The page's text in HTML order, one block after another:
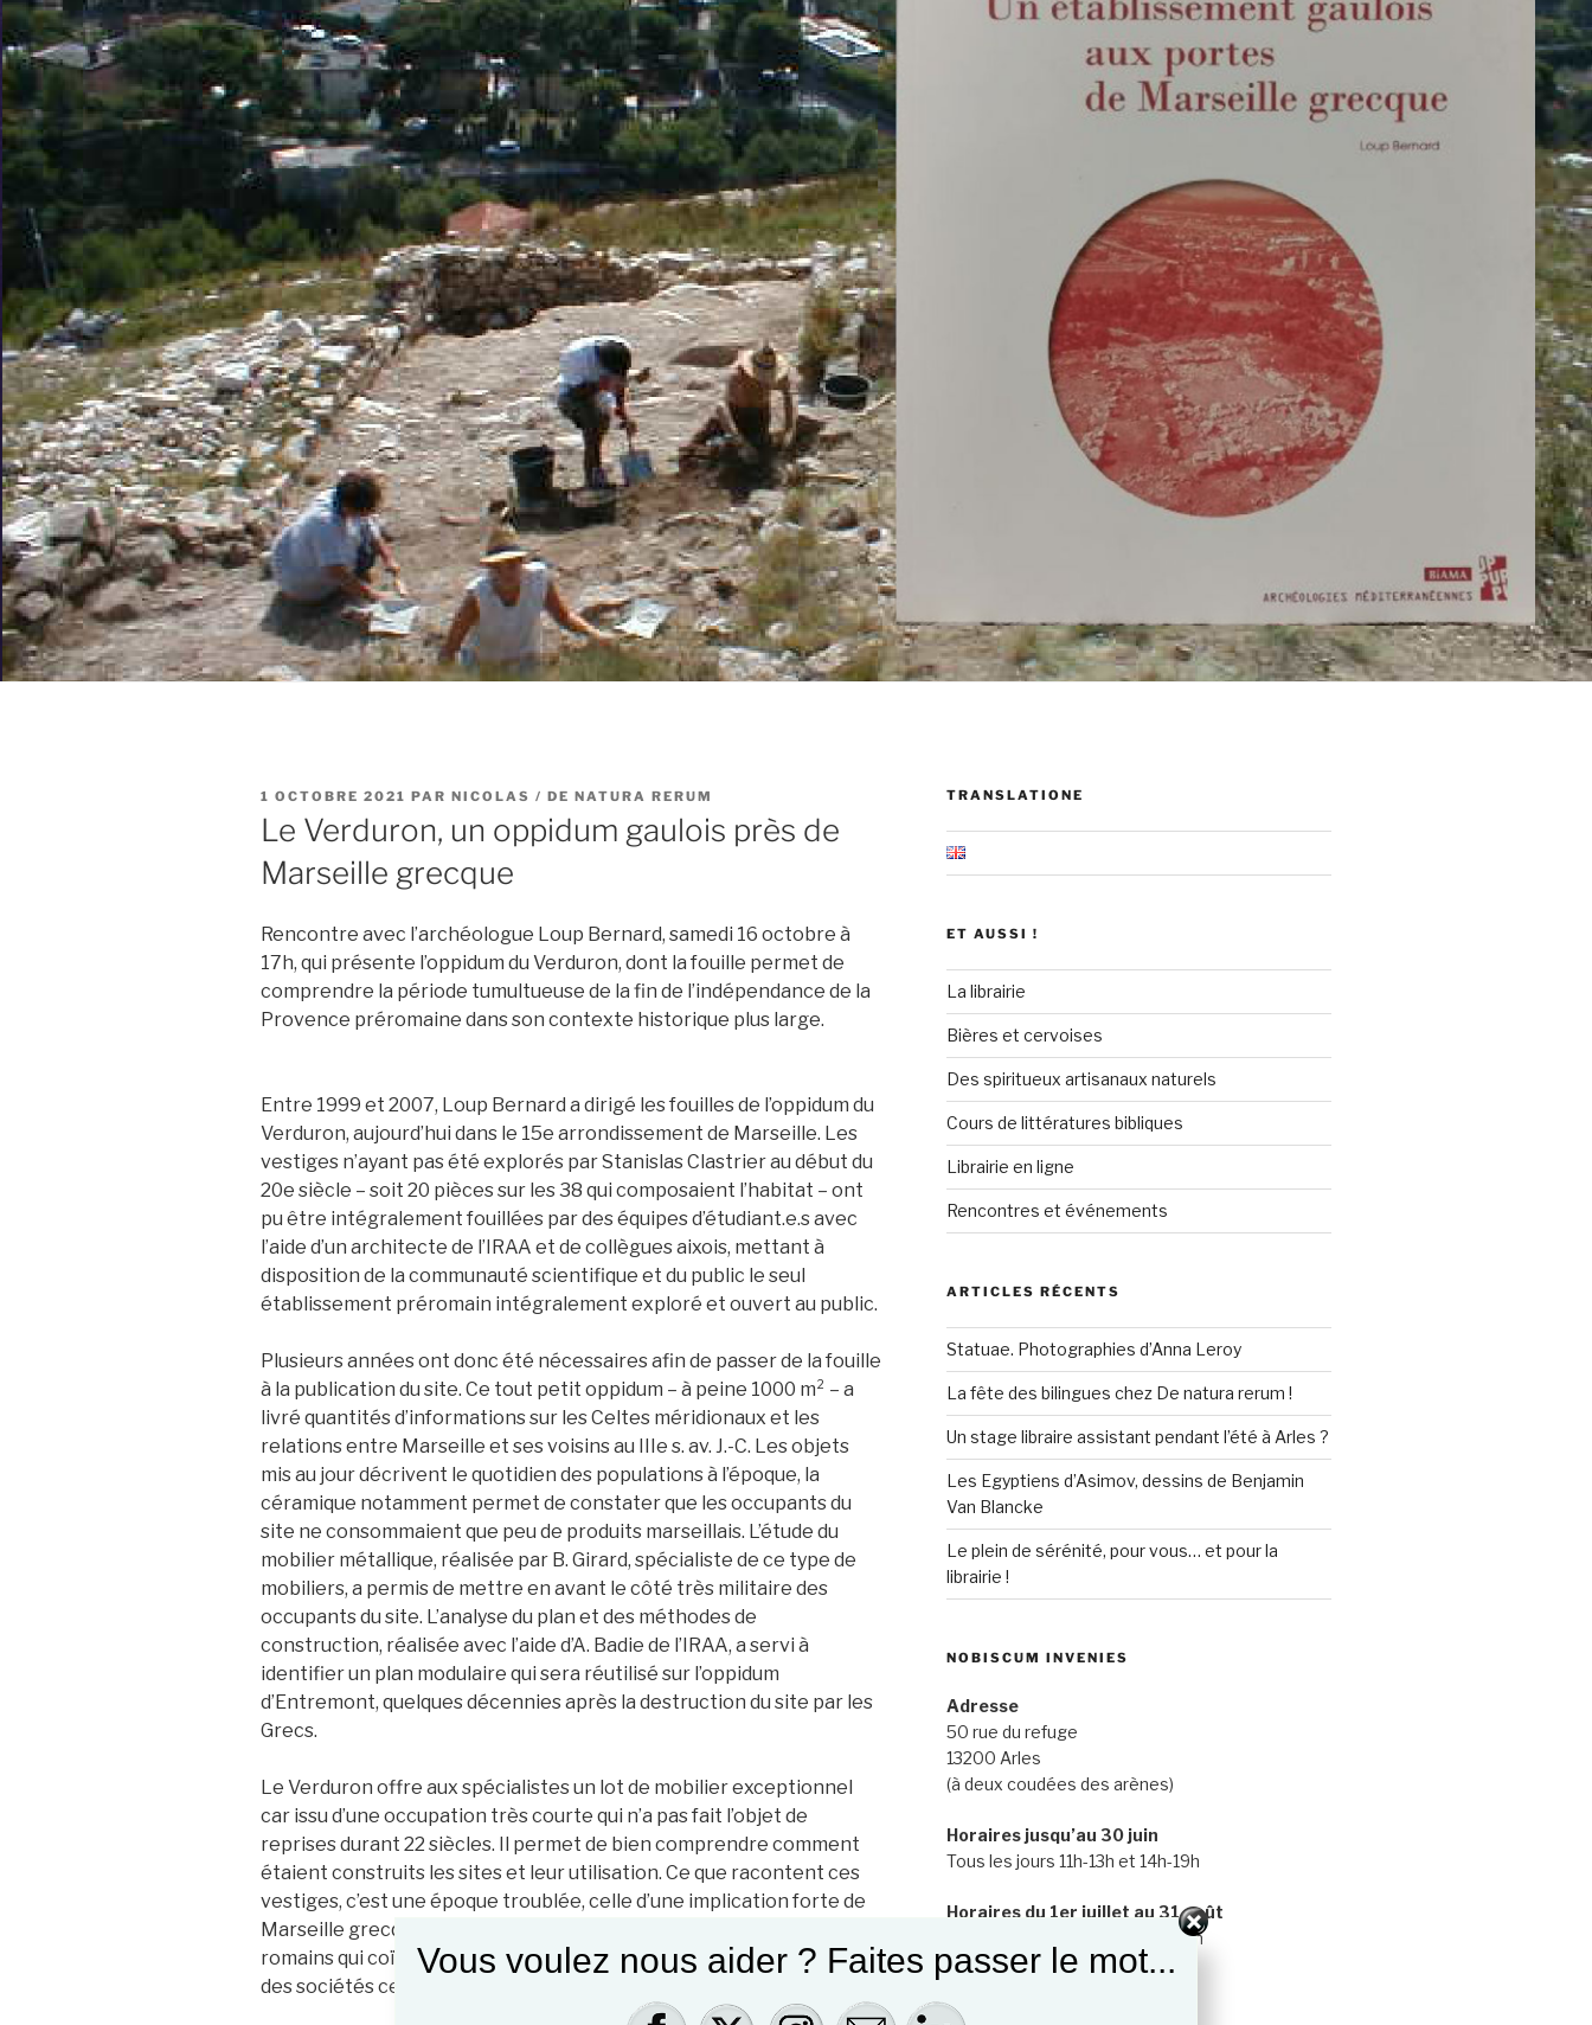
PUBLIÉ
LE
1 OCTOBRE 2021 PAR NICOLAS / DE NATURA RERUM
Le Verduron, un oppidum gaulois près de
Marseille grecque
Rencontre avec l’archéologue Loup Bernard, samedi 16 octobre à
17h, qui présente l’oppidum du Verduron, dont la fouille permet de
comprendre la période tumultueuse de la fin de l’indépendance de la
Provence préromaine dans son contexte historique plus large.
Entre 1999 et 2007, Loup Bernard a dirigé les fouilles de l’oppidum du
Verduron, aujourd’hui dans le 15e arrondissement de Marseille. Les
vestiges n’ayant pas été explorés par Stanislas Clastrier au début du
20e siècle – soit 20 pièces sur les 38 qui composaient l’habitat – ont
pu être intégralement fouillées par des équipes d’étudiant.e.s avec
l’aide d’un architecte de l’IRAA et de collègues aixois, mettant à
disposition de la communauté scientifique et du public le seul
établissement préromain intégralement exploré et ouvert au public.
Plusieurs années ont donc été nécessaires afin de passer de la fouille
à la publication du site. Ce tout petit oppidum – à peine 1000 m² – a
livré quantités d’informations sur les Celtes méridionaux et les
relations entre Marseille et ses voisins au IIIe s. av. J.-C. Les objets
mis au jour décrivent le quotidien des populations à l’époque, la
céramique notamment permet de constater que les occupants du
site ne consommaient que peu de produits marseillais. L’étude du
mobilier métallique, réalisée par B. Girard, spécialiste de ce type de
mobiliers, a permis de mettre en avant le côté très militaire des
occupants du site. L’analyse du plan et des méthodes de
construction, réalisée avec l’aide d’A. Badie de l’IRAA, a servi à
identifier un plan modulaire qui sera réutilisé sur l’oppidum
d’Entremont, quelques décennies après la destruction du site par les
Grecs.
Le Verduron offre aux spécialistes un lot de mobilier exceptionnel
car issu d’une occupation très courte qui n’a pas fait l’objet de
reprises durant 22 siècles. Il permet de bien comprendre comment
étaient construits les sites et leur utilisation. Ce que racontent ces
vestiges, c’est une époque troublée, celle d’une implication forte de
Marseille grecque en Méditerranée avec ses nouveaux alliés
romains qui coïncide avec l’émergence d’une structuration plus forte
des sociétés celtiques à l’échelle de l’Europe.
TRANSLATIONE
ET AUSSI !
La librairie
Bières et cervoises
Des spiritueux artisanaux naturels
Cours de littératures bibliques
Librairie en ligne
Rencontres et événements
ARTICLES RÉCENTS
Statuae. Photographies d’Anna Leroy
La fête des bilingues chez De natura rerum !
Un stage libraire assistant pendant l’été à Arles ?
Les Egyptiens d’Asimov, dessins de Benjamin
Van Blancke
Le plein de sérénité, pour vous… et pour la
librairie !
NOBISCUM INVENIES
Adresse
50 rue du refuge
13200 Arles
(à deux coudées des arènes)
Horaires jusqu’au 30 juin
Tous les jours 11h-13h et 14h-19h
Horaires du 1er juillet au 31 août
Tous les jours 11h-13h et 15h-20h
Vous voulez nous aider ? Faites passer le mot...